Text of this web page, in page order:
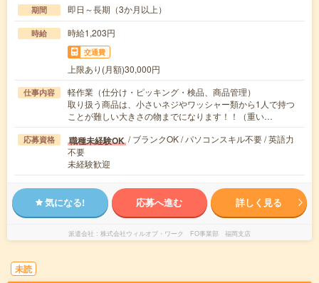
期間 即日～長期（3か月以上）
時給 時給1,203円
交通費
上限あり(月額)30,000円
仕事内容
軽作業（仕分け・ピッキング・検品、商品管理）
取り扱う商品は、小さいネジやワッシャー類から1人で持つ
ことが難しい大きさの物までになります！！（重い…
応募資格 職種未経験OK / ブランクOK / パソコンスキル不要 / 英語力
不要
未経験歓迎
気になる! 応募へ進む 詳しく見る
派遣会社 株式会社ウィルオブ・ワーク FO事業部 福岡支店
未読